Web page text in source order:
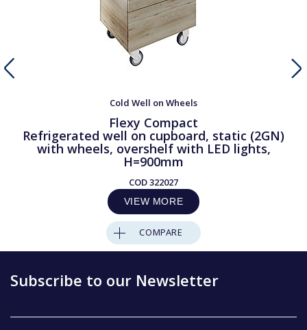
Cold Well on Wheels
Flexy Compact
Refrigerated well on cupboard, static (2GN)
with wheels, overshelf with LED lights,
H=900mm
COD322027
VIEW MORE
COMPARE
Subscribe to our Newsletter